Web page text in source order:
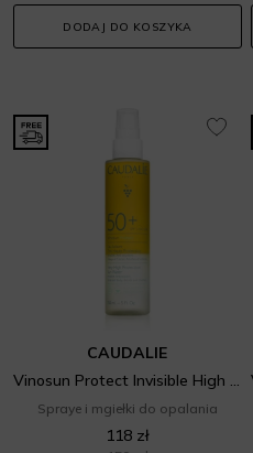
DODAJ DO KOSZYKA
CAUDALIE
Vinosun Protect Invisible High Protection Spray SPF 50+
Spraye i mgiełki do opalania
118 zł